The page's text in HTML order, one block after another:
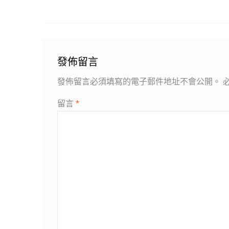
發佈留言
發佈留言必須填寫的電子郵件地址不會公開。
留言 *